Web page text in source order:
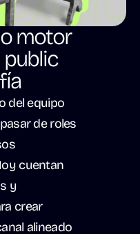
motor
del equipo
de roles
cuentan
y
crear
alineado